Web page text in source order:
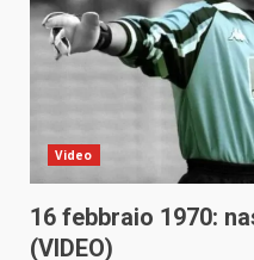
Video
16 febbraio 1970:
(VIDEO)